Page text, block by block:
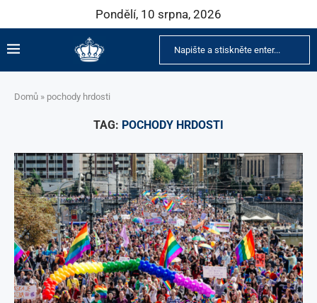
Pondělí, 10 srpna, 2026
Domů » pochody hrdosti
TAG: POCHODY HRDOSTI